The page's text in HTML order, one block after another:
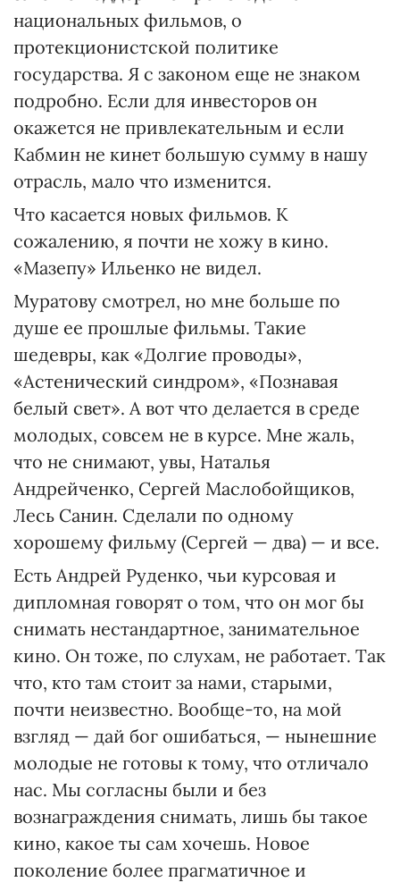
национальных фильмов, о
протекционистской политике
государства. Я с законом еще не знаком
подробно. Если для инвесторов он
окажется не привлекательным и если
Кабмин не кинет большую сумму в нашу
отрасль, мало что изменится.
Что касается новых фильмов. К
сожалению, я почти не хожу в кино.
«Мазепу» Ильенко не видел.
Муратову смотрел, но мне больше по
душе ее прошлые фильмы. Такие
шедевры, как «Долгие проводы»,
«Астенический синдром», «Познавая
белый свет». А вот что делается в среде
молодых, совсем не в курсе. Мне жаль,
что не снимают, увы, Наталья
Андрейченко, Сергей Маслобойщиков,
Лесь Санин. Сделали по одному
хорошему фильму (Сергей — два) — и все.
Есть Андрей Руденко, чьи курсовая и
дипломная говорят о том, что он мог бы
снимать нестандартное, занимательное
кино. Он тоже, по слухам, не работает. Так
что, кто там стоит за нами, старыми,
почти неизвестно. Вообще-то, на мой
взгляд — дай бог ошибаться, — нынешние
молодые не готовы к тому, что отличало
нас. Мы согласны были и без
вознаграждения снимать, лишь бы такое
кино, какое ты сам хочешь. Новое
поколение более прагматичное и